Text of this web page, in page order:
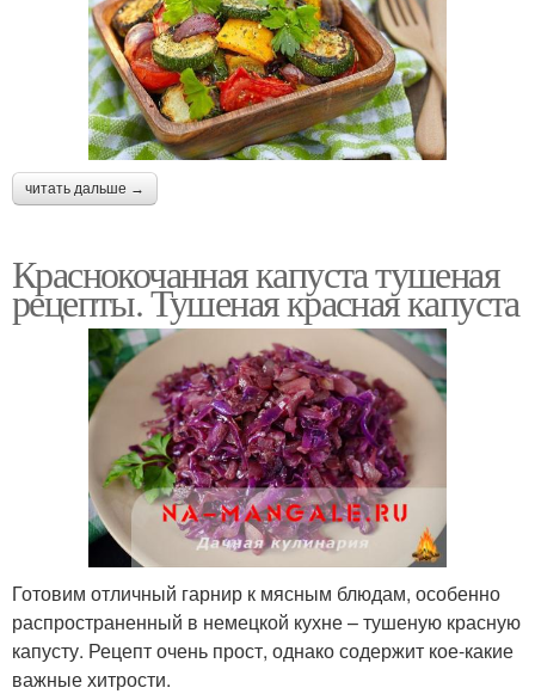
читать дальше →
Краснокочанная капуста тушеная
рецепты. Тушеная красная капуста
Готовим отличный гарнир к мясным блюдам, особенно
распространенный в немецкой кухне – тушеную красную
капусту. Рецепт очень прост, однако содержит кое-какие
важные хитрости.